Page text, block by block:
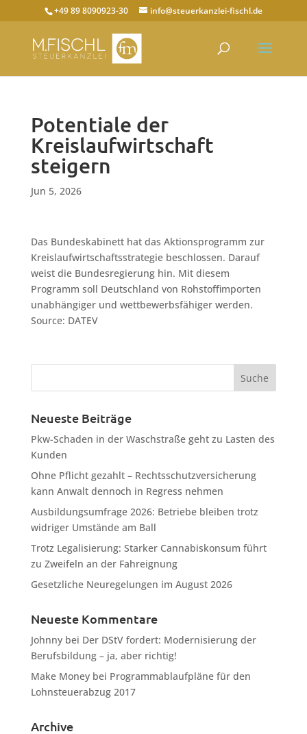
+49 89 8090923-30 info@steuerkanzlei-fischl.de
Potentiale der
Kreislaufwirtschaft
steigern
Jun 5, 2026
Das Bundeskabinett hat das Aktionsprogramm zur
Kreislaufwirtschaftsstrategie beschlossen. Darauf
weist die Bundesregierung hin. Mit diesem
Programm soll Deutschland von Rohstoffimporten
unabhängiger und wettbewerbsfähiger werden.
Source: DATEV
Neueste Beiträge
Pkw-Schaden in der Waschstraße geht zu Lasten des
Kunden
Ohne Pflicht gezahlt – Rechtsschutzversicherung
kann Anwalt dennoch in Regress nehmen
Ausbildungsumfrage 2026: Betriebe bleiben trotz
widriger Umstände am Ball
Trotz Legalisierung: Starker Cannabiskonsum führt
zu Zweifeln an der Fahreignung
Gesetzliche Neuregelungen im August 2026
Neueste Kommentare
Johnnybei Der DStV fordert: Modernisierung der
Berufsbildung – ja, aber richtig!
Make Moneybei Programmablaufpläne für den
Lohnsteuerabzug 2017
Archive